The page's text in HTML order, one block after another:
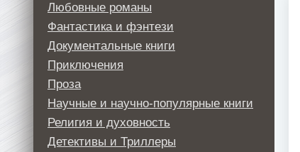
Любовные романы
Фантастика и фэнтези
Документальные книги
Приключения
Проза
Научные и научно-популярные книги
Религия и духовность
Детективы и Триллеры